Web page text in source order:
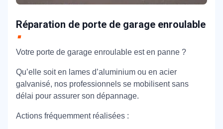
Réparation de porte de garage enroulable
Votre porte de garage enroulable est en panne ?
Qu’elle soit en lames d’aluminium ou en acier
galvanisé, nos professionnels se mobilisent sans
délai pour assurer son dépannage.
Actions fréquemment réalisées :